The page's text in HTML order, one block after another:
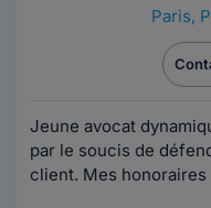
Paris,
Jeune avocat
par le soucis de
client. Mes honoraires